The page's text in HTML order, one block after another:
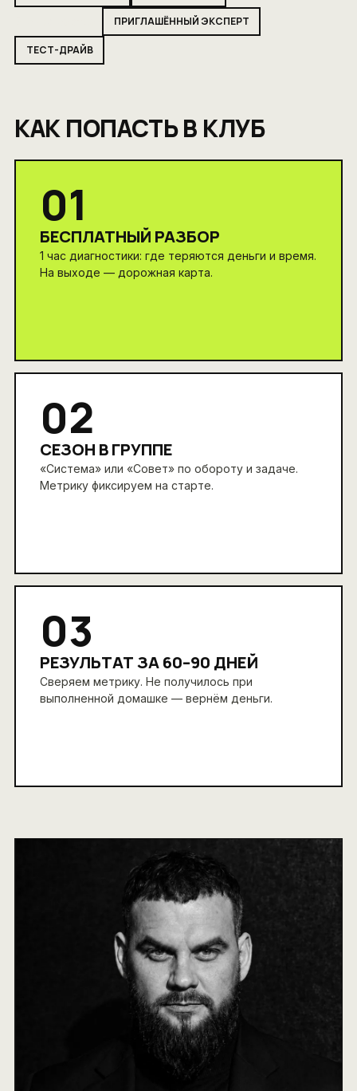
ПРИГЛАШЁННЫЙ ЭКСПЕРТ
ТЕСТ-ДРАЙВ
КАК ПОПАСТЬ В КЛУБ
01
БЕСПЛАТНЫЙ РАЗБОР
1 час диагностики: где теряются деньги и время.
На выходе — дорожная карта.
02
СЕЗОН В ГРУППЕ
«Система» или «Совет» по обороту и задаче.
Метрику фиксируем на старте.
03
РЕЗУЛЬТАТ ЗА 60–90 ДНЕЙ
Сверяем метрику. Не получилось при
выполненной домашке — вернём деньги.